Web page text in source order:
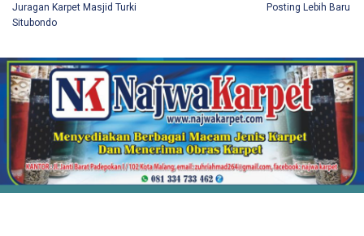
Juragan Karpet Masjid Turki
Situbondo
Posting Lebih Baru